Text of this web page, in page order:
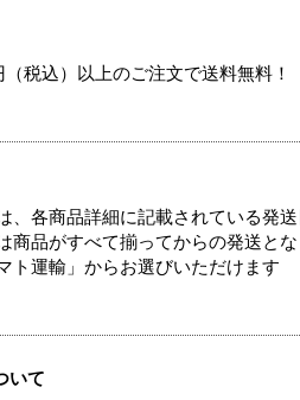
税込）以上のご注文で送料無料！
各商品詳細に記載されている発
品がすべて揃ってからの発送とな
ト運輸」からお選びいただけます
いて